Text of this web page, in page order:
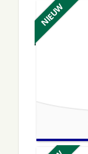
NIEUW